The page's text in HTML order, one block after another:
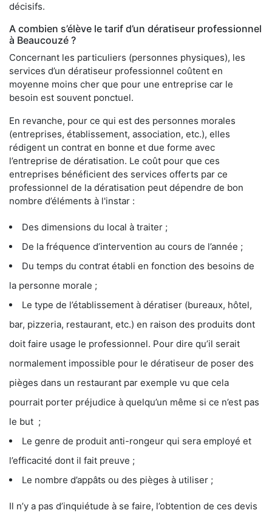
décisifs.
A combien s’élève le tarif d’un dératiseur professionnel
à Beaucouzé ?
Concernant les particuliers (personnes physiques), les
services d’un dératiseur professionnel coûtent en
moyenne moins cher que pour une entreprise car le
besoin est souvent ponctuel.
En revanche, pour ce qui est des personnes morales
(entreprises, établissement, association, etc.), elles
rédigent un contrat en bonne et due forme avec
l’entreprise de dératisation. Le coût pour que ces
entreprises bénéficient des services offerts par ce
professionnel de la dératisation peut dépendre de bon
nombre d’éléments à l'instar :
Des dimensions du local à traiter ;
De la fréquence d’intervention au cours de l’année ;
Du temps du contrat établi en fonction des besoins de
la personne morale ;
Le type de l’établissement à dératiser (bureaux, hôtel,
bar, pizzeria, restaurant, etc.) en raison des produits dont
doit faire usage le professionnel. Pour dire qu’il serait
normalement impossible pour le dératiseur de poser des
pièges dans un restaurant par exemple vu que cela
pourrait porter préjudice à quelqu’un même si ce n’est pas
le but ;
Le genre de produit anti-rongeur qui sera employé et
l’efficacité dont il fait preuve ;
Le nombre d’appâts ou des pièges à utiliser ;
Il n’y a pas d’inquiétude à se faire, l’obtention de ces devis